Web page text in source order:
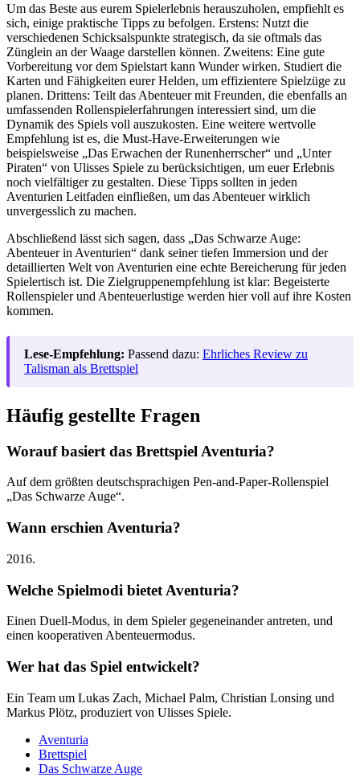
Um das Beste aus eurem Spielerlebnis herauszuholen, empfiehlt es
sich, einige praktische Tipps zu befolgen. Erstens: Nutzt die
verschiedenen Schicksalspunkte strategisch, da sie oftmals das
Zünglein an der Waage darstellen können. Zweitens: Eine gute
Vorbereitung vor dem Spielstart kann Wunder wirken. Studiert die
Karten und Fähigkeiten eurer Helden, um effizientere Spielzüge zu
planen. Drittens: Teilt das Abenteuer mit Freunden, die ebenfalls an
umfassenden Rollenspielerfahrungen interessiert sind, um die
Dynamik des Spiels voll auszukosten. Eine weitere wertvolle
Empfehlung ist es, die Must-Have-Erweiterungen wie
beispielsweise „Das Erwachen der Runenherrscher“ und „Unter
Piraten“ von Ulisses Spiele zu berücksichtigen, um euer Erlebnis
noch vielfältiger zu gestalten. Diese Tipps sollten in jeden
Aventurien Leitfaden einfließen, um das Abenteuer wirklich
unvergesslich zu machen.
Abschließend lässt sich sagen, dass „Das Schwarze Auge:
Abenteuer in Aventurien“ dank seiner tiefen Immersion und der
detaillierten Welt von Aventurien eine echte Bereicherung für jeden
Spielertisch ist. Die Zielgruppenempfehlung ist klar: Begeisterte
Rollenspieler und Abenteuerlustige werden hier voll auf ihre Kosten
kommen.
Lese-Empfehlung: Passend dazu: Ehrliches Review zu
Talisman als Brettspiel
Häufig gestellte Fragen
Worauf basiert das Brettspiel Aventuria?
Auf dem größten deutschsprachigen Pen-and-Paper-Rollenspiel
„Das Schwarze Auge“.
Wann erschien Aventuria?
2016.
Welche Spielmodi bietet Aventuria?
Einen Duell-Modus, in dem Spieler gegeneinander antreten, und
einen kooperativen Abenteuermodus.
Wer hat das Spiel entwickelt?
Ein Team um Lukas Zach, Michael Palm, Christian Lonsing und
Markus Plötz, produziert von Ulisses Spiele.
Aventuria
Brettspiel
Das Schwarze Auge